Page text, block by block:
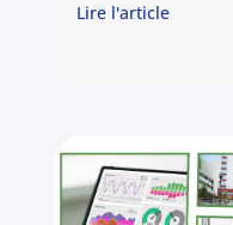
Lire l'article